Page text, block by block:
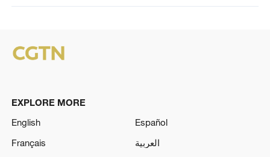
EXPLORE MORE
English
Español
Français
العربية